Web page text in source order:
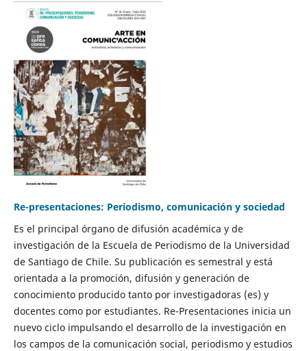
Re-presentaciones: Periodismo, comunicación y sociedad
Es el principal órgano de difusión académica y de
investigación de la Escuela de Periodismo de la Universidad
de Santiago de Chile. Su publicación es semestral y está
orientada a la promoción, difusión y generación de
conocimiento producido tanto por investigadoras (es) y
docentes como por estudiantes. Re-Presentaciones inicia un
nuevo ciclo impulsando el desarrollo de la investigación en
los campos de la comunicación social, periodismo y estudios